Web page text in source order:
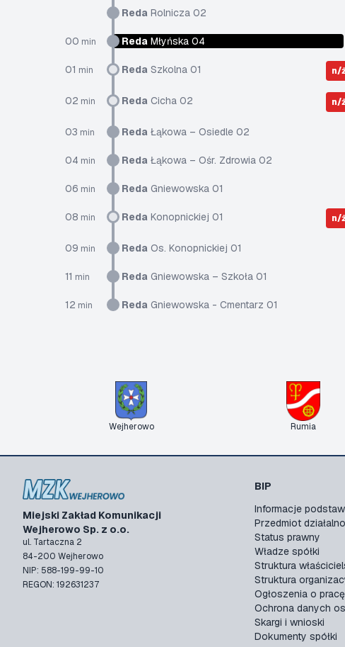
Reda Rolnicza 02
00 min Reda Młyńska 04
01 min Reda Szkolna 01 n/
02 min Reda Cicha 02 n/
03 min Reda Łąkowa – Osiedle 02
04 min Reda Łąkowa – Ośr. Zdrowia 02
06 min Reda Gniewowska 01
08 min Reda Konopnickiej 01 n/
09 min Reda Os. Konopnickiej 01
11 min Reda Gniewowska – Szkoła 01
12 min Reda Gniewowska - Cmentarz 01
Wejherowo Rumia
Miejski Zakład Komunikacji
Wejherowo Sp. z o.o.
ul. Tartaczna 2
84-200 Wejherowo
NIP: 588-199-99-10
REGON: 192631237
BIP
Informacje
Przedmiot
Status prawny
Władze spółki
Struktura
Struktura
Ogłoszenia o pracę
Ochrona danych
Skargi i wnioski
Dokumenty spółki